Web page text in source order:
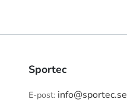
Sportec
E-post: info@sportec.se